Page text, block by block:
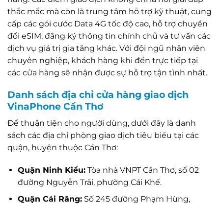
thắc mắc mà còn là trung tâm hỗ trợ kỹ thuật, cung
cấp các gói cước Data 4G tốc độ cao, hỗ trợ chuyển
đổi eSIM, đăng ký thông tin chính chủ và tư vấn các
dịch vụ giá trị gia tăng khác. Với đội ngũ nhân viên
chuyên nghiệp, khách hàng khi đến trực tiếp tại
các cửa hàng sẽ nhận được sự hỗ trợ tận tình nhất.
Danh sách địa chỉ cửa hàng giao dịch
VinaPhone Cần Thơ
Để thuận tiện cho người dùng, dưới đây là danh
sách các địa chỉ phòng giao dịch tiêu biểu tại các
quận, huyện thuộc Cần Thơ:
Quận Ninh Kiều:Tòa nhà VNPT Cần Thơ, số 02
đường Nguyễn Trãi, phường Cái Khế.
Quận Cái Răng:Số 245 đường Phạm Hùng,